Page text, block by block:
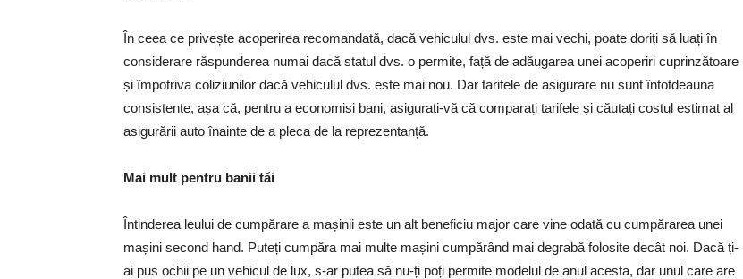
În ceea ce privește acoperirea recomandată, dacă vehiculul dvs. este mai vechi, poate doriți să luați în
considerare răspunderea numai dacă statul dvs. o permite, față de adăugarea unei acoperiri cuprinzătoare
și împotriva coliziunilor dacă vehiculul dvs. este mai nou. Dar tarifele de asigurare nu sunt întotdeauna
consistente, așa că, pentru a economisi bani, asigurați-vă că comparați tarifele și căutați costul estimat al
asigurării auto înainte de a pleca de la reprezentanță.
Mai mult pentru banii tăi
Întinderea leului de cumpărare a mașinii este un alt beneficiu major care vine odată cu cumpărarea unei
mașini second hand. Puteți cumpăra mai multe mașini cumpărând mai degrabă folosite decât noi. Dacă ți-
ai pus ochii pe un vehicul de lux, s-ar putea să nu-ți poți permite modelul de anul acesta, dar unul care are